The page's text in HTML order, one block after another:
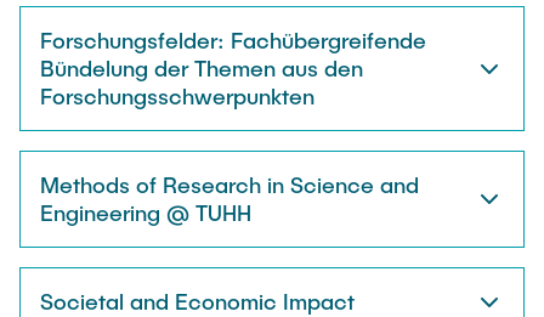
Forschungsfelder: Fachübergreifende
Bündelung der Themen aus den
Forschungsschwerpunkten
Methods of Research in Science and
Engineering @ TUHH
Societal and Economic Impact